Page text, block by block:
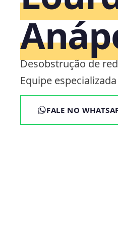
Desobstrução de
Equipe
FALE NO